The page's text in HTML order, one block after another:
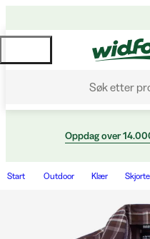
Søk etter
Oppdag over
Start Outdoor Klær